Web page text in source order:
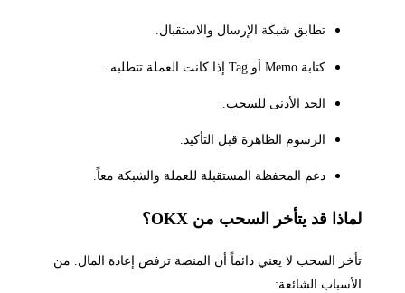
تطابق شبكة الإرسال والاستقبال.
كتابة Memo أو Tag إذا كانت العملة تتطلبه.
الحد الأدنى للسحب.
الرسوم الظاهرة قبل التأكيد.
دعم المحفظة المستقبلة للعملة والشبكة معاً.
لماذا قد يتأخر السحب من OKX؟
تأخر السحب لا يعني دائماً أن المنصة ترفض إعادة المال. من
الأسباب الشائعة: